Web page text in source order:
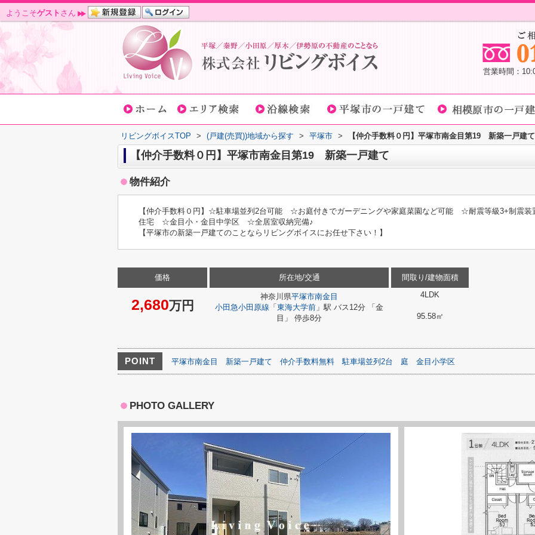
ようこそゲスト さん
営業時間：
リビングボイスTOP > (戸建(売買))地域から探す > 平塚市 > 【仲介手数料０円】平塚市南金目第19 新築一戸建て
【仲介手数料０円】平塚市南金目第19 新築一戸建て
物件紹介
【仲介手数料０円】☆駐車場並列2台可能 ☆お庭付きでガーデニングや家庭菜園など可能 ☆耐震等級3+制震
住宅 ☆金目小・金目中学区 ☆全居室収納完備♪
【平塚市の新築一戸建てのことならリビングボイスにお任せ下さい！】
価格
2,680万円
所在地/交通
神奈川県平塚市南金目
小田急小田原線 「 東海大学前 」駅 バス12分 「金
目」 停歩8分
間取り/建物面積
4LDK
95.58㎡
POINT 平塚市南金目 新築一戸建て 仲介手数料無料 駐車場並列2台 庭 金目小学区
PHOTO GALLERY